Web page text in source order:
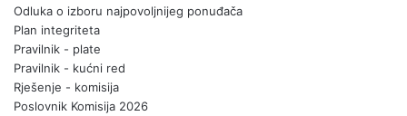
Odluka o izboru najpovoljnijeg ponuđača
Plan integriteta
Pravilnik - plate
Pravilnik - kućni red
Rješenje - komisija
Poslovnik Komisija 2026